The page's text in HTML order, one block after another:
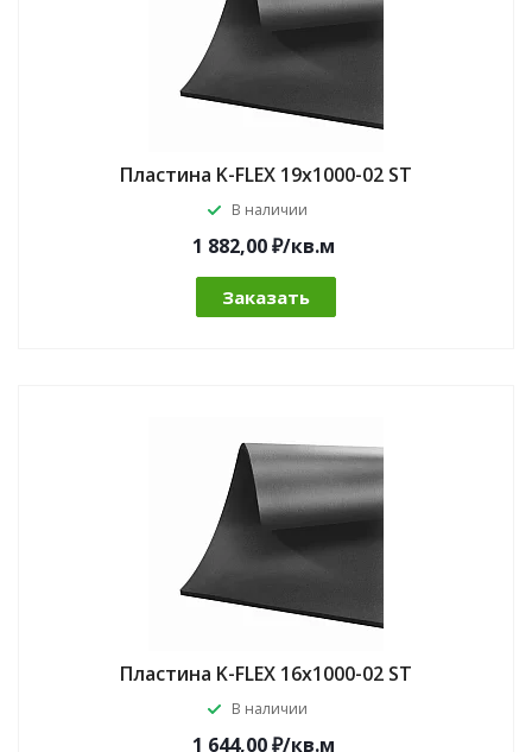
Пластина K-FLEX 19x1000-02 ST
В наличии
1 882,00 ₽/кв.м
Заказать
Пластина K-FLEX 16x1000-02 ST
В наличии
1 644,00 ₽/кв.м